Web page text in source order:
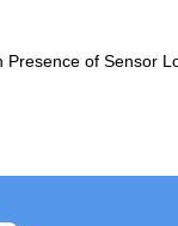
of Sensor